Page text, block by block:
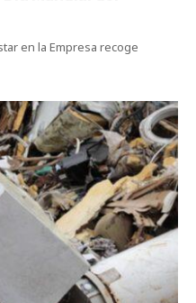
en la Empresa recoge